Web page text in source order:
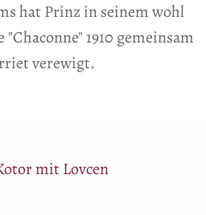
hat Prinz in seinem wohl
1910 gemeinsam
verewigt.
mit Lovcen